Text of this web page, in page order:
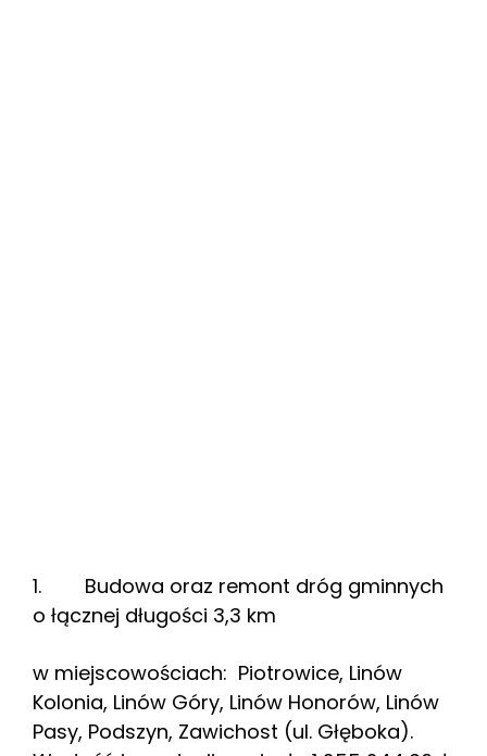
1. Budowa oraz remont dróg gminnych
o łącznej długości 3,3 km
w miejscowościach: Piotrowice, Linów
Kolonia, Linów Góry, Linów Honorów, Linów
Pasy, Podszyn, Zawichost (ul. Głęboka).